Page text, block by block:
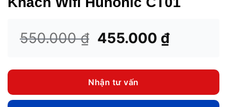
550.000₫ Giá
là:
550.000 ₫.
455.000 ₫Giá
tại
Nhận tư vấn